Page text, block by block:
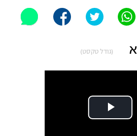
פודקאסט
אלקטרה
א (גודל טקסט)